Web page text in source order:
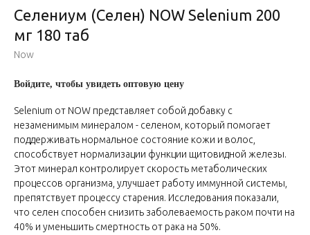
Селениум (Селен) NOW Selenium 200
мг 180 таб
Now
Войдите, чтобы увидеть оптовую цену
Selenium от NOW представляет собой добавку с
незаменимым минералом - селеном, который помогает
поддерживать нормальное состояние кожи и волос,
способствует нормализации функции щитовидной железы.
Этот минерал контролирует скорость метаболических
процессов организма, улучшает работу иммунной системы,
препятствует процессу старения. Исследования показали,
что селен способен снизить заболеваемость раком почти на
40% и уменьшить смертность от рака на 50%.